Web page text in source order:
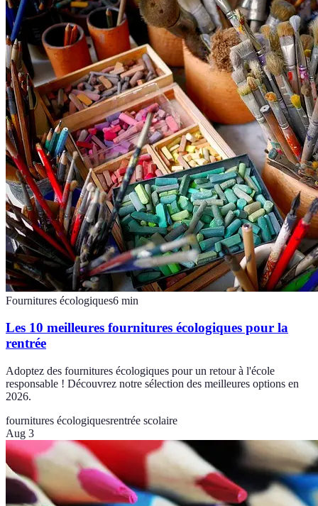
Fournitures écologiques6 min
Les 10 meilleures fournitures écologiques pour la
rentrée
Adoptez des fournitures écologiques pour un retour à l'école
responsable ! Découvrez notre sélection des meilleures options en
2026.
fournitures écologiquesrentrée scolaire
Aug 3